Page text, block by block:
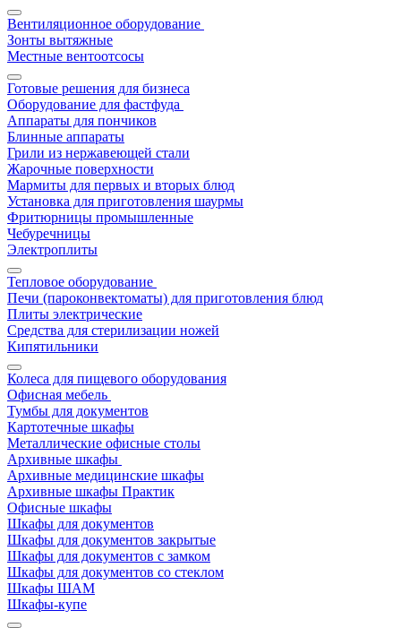
Вентиляционное оборудование
Зонты вытяжные
Местные вентоотсосы
Готовые решения для бизнеса
Оборудование для фастфуда
Аппараты для пончиков
Блинные аппараты
Грили из нержавеющей стали
Жарочные поверхности
Мармиты для первых и вторых блюд
Установка для приготовления шаурмы
Фритюрницы промышленные
Чебуречницы
Электроплиты
Тепловое оборудование
Печи (пароконвектоматы) для приготовления блюд
Плиты электрические
Средства для стерилизации ножей
Кипятильники
Колеса для пищевого оборудования
Офисная мебель
Тумбы для документов
Картотечные шкафы
Металлические офисные столы
Архивные шкафы
Архивные медицинские шкафы
Архивные шкафы Практик
Офисные шкафы
Шкафы для документов
Шкафы для документов закрытые
Шкафы для документов с замком
Шкафы для документов со стеклом
Шкафы ШАМ
Шкафы-купе